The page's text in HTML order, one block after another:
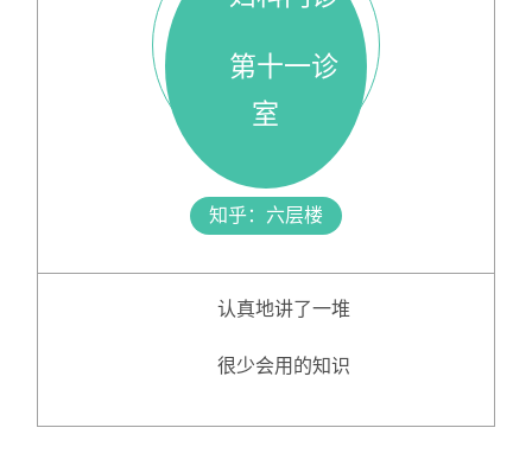
第十一诊
室
知乎：六层楼
认真地讲了一堆
很少会用的知识